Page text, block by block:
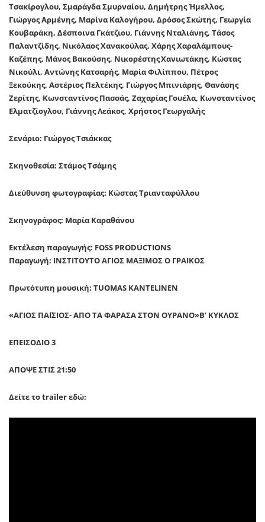
Τσακίρογλου, Σμαράγδα Σμυρναίου, Δημήτρης Ήμελλος,
Γιώργος Αρμένης, Μαρίνα Καλογήρου, Δρόσος Σκώτης, Γεωργία
Κουβαράκη, Δέσποινα Γκάτζιου, Γιάννης Νταλιάνης, Τάσος
Παλαντζίδης, Νικόλαος Χανακούλας, Χάρης Χαραλάμπους-
Καζέπης, Μάνος Βακούσης, Νικορέστης Χανιωτάκης, Κώστας
Νικούλι, Αντώνης Κατσαρής, Μαρία Φιλίππου, Πέτρος
Ξεκούκης, Αστέριος Πελτέκης, Γιώργος Μπινιάρης, Θανάσης
Ζερίτης, Κωνσταντίνος Πασσάς, Ζαχαρίας Γουέλα, Κωνσταντίνος
Ελματζίογλου, Γιάννης Λεάκος, Χρήστος Γεωργαλής
Σενάριο: Γιώργος Τσιάκκας
Σκηνοθεσία: Στάμος Τσάμης
Διεύθυνση φωτογραφίας: Κώστας Τριανταφύλλου
Σκηνογράφος: Μαρία Καραθάνου
Εκτέλεση παραγωγής: FOSS PRODUCTIONS
Παραγωγή: ΙΝΣΤΙΤΟΥΤΟ ΑΓΙΟΣ ΜΑΞΙΜΟΣ Ο ΓΡΑΙΚΟΣ
Πρωτότυπη μουσική: TUOMAS KANTELINEN
«ΑΓΙΟΣ ΠΑΪΣΙΟΣ- ΑΠΟ ΤΑ ΦΑΡΑΣΑ ΣΤΟΝ ΟΥΡΑΝΟ»Β’ ΚΥΚΛΟΣ
ΕΠΕΙΣΟΔΙΟ 3
ΑΠΟΨΕ ΣΤΙΣ 21:50
Δείτε το trailer εδώ: